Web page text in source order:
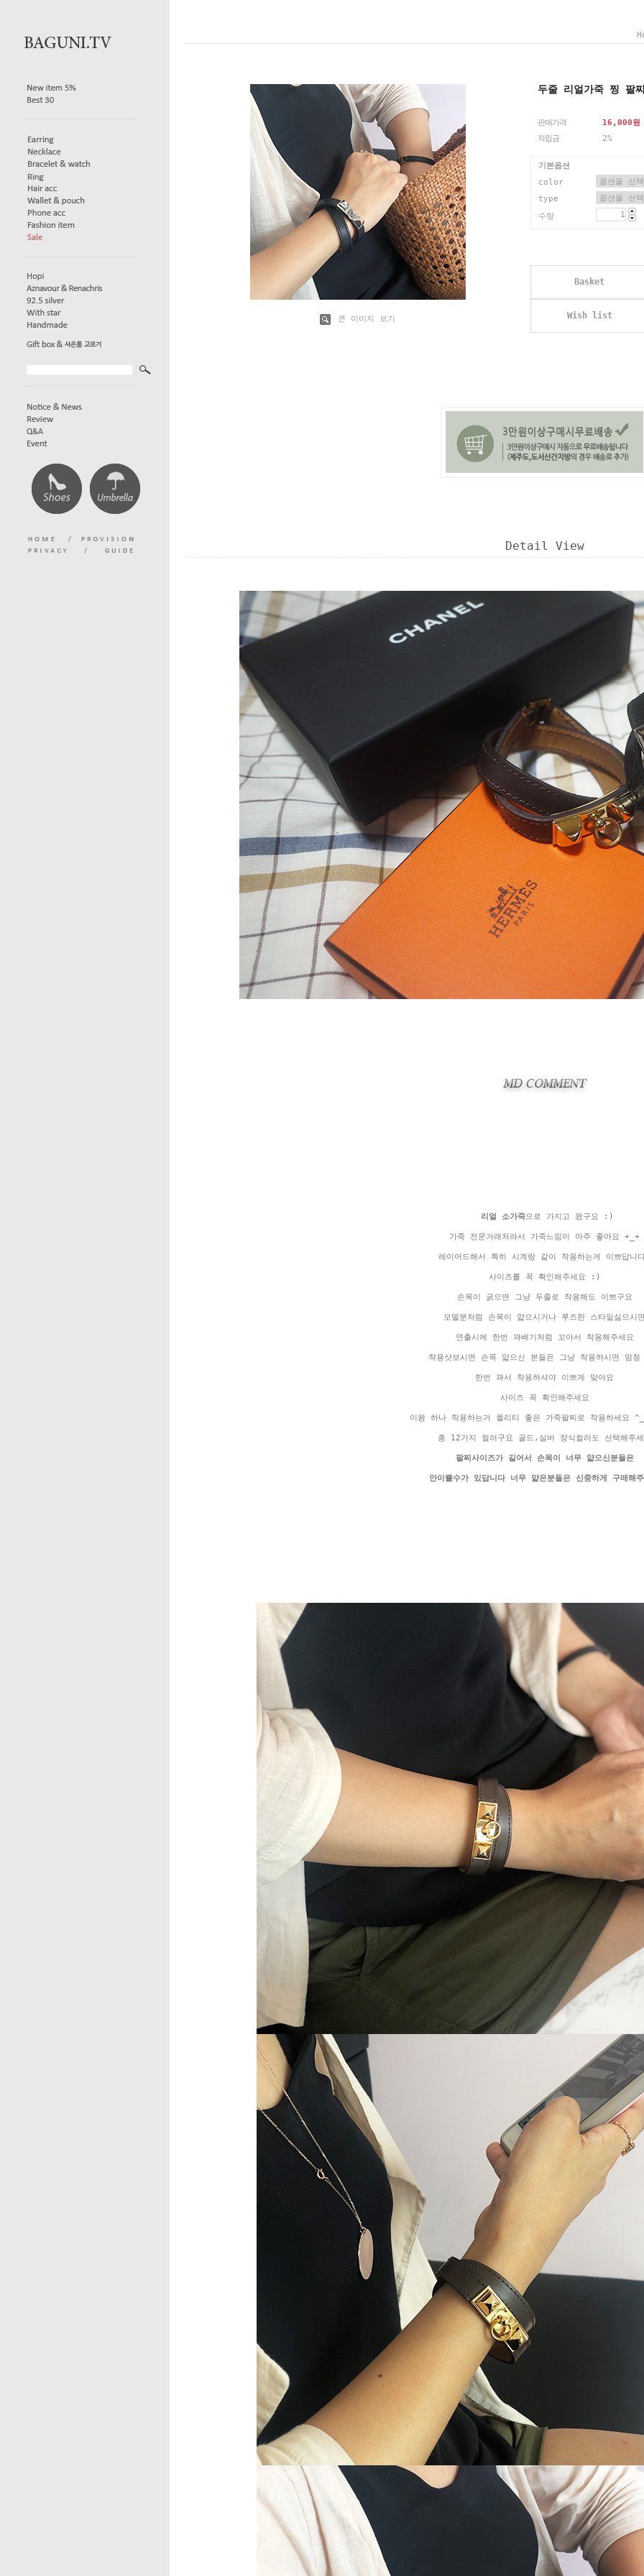
큰 이미지 보기
두줄 리얼가죽 찡
판매가격 16,000원
적립금
2%
기본옵션
color
type
수량
Basket
Wish list
Detail View
리얼 소가죽으로 가지고 왔구요 :)
가죽 전문거래처라서 가죽느낌이 아주 좋아요 +_+
레이어드해서 특히 시계랑 같이 착용하는게 이쁘답니
사이즈를 꼭 확인해주세요 :)
손목이 굵으면 그냥 두줄로 착용해도 이쁘구요
모델분처럼 손목이 얇으시거나 루즈한 스타일싫으시
연출시에 한번 꽈배기처럼 꼬아서 착용해주세요
착용샷보시면 손목 얇으신 분들은 그냥 착용하시면 엄청
한번 꽈서 착용하셔야 이쁘게 맞아요
사이즈 꼭 확인해주세요
이왕 하나 착용하는거 퀼리티 좋은 가죽팔찌로 착용하세요
총 12가지 컬러구요 골드,실버 장식컬러도 선택해주
팔찌사이즈가 길어서 손목이 너무 얇으신분들은
안이쁠수가 있답니다 너무 얇은분들은 신중하게 구매해